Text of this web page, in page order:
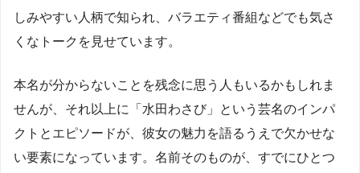
しみやすい人柄で知られ、バラエティ番組などでも気さ
くなトークを見せています。
本名が分からないことを残念に思う人もいるかもしれま
せんが、それ以上に「水田わさび」という芸名のインパ
クトとエピソードが、彼女の魅力を語るうえで欠かせな
い要素になっています。名前そのものが、すでにひとつ